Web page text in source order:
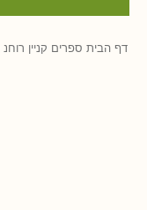
דף הבית ספרים קניין רוחנ